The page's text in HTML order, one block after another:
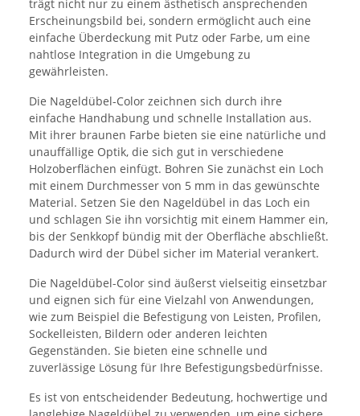
trägt nicht nur zu einem ästhetisch ansprechenden
Erscheinungsbild bei, sondern ermöglicht auch eine
einfache Überdeckung mit Putz oder Farbe, um eine
nahtlose Integration in die Umgebung zu
gewährleisten.
Die Nageldübel-Color zeichnen sich durch ihre
einfache Handhabung und schnelle Installation aus.
Mit ihrer braunen Farbe bieten sie eine natürliche und
unauffällige Optik, die sich gut in verschiedene
Holzoberflächen einfügt. Bohren Sie zunächst ein Loch
mit einem Durchmesser von 5 mm in das gewünschte
Material. Setzen Sie den Nageldübel in das Loch ein
und schlagen Sie ihn vorsichtig mit einem Hammer ein,
bis der Senkkopf bündig mit der Oberfläche abschließt.
Dadurch wird der Dübel sicher im Material verankert.
Die Nageldübel-Color sind äußerst vielseitig einsetzbar
und eignen sich für eine Vielzahl von Anwendungen,
wie zum Beispiel die Befestigung von Leisten, Profilen,
Sockelleisten, Bildern oder anderen leichten
Gegenständen. Sie bieten eine schnelle und
zuverlässige Lösung für Ihre Befestigungsbedürfnisse.
Es ist von entscheidender Bedeutung, hochwertige und